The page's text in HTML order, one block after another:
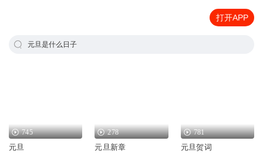
打开APP
元旦是什么日子
745
元旦
278
元旦新章
781
元旦贺词